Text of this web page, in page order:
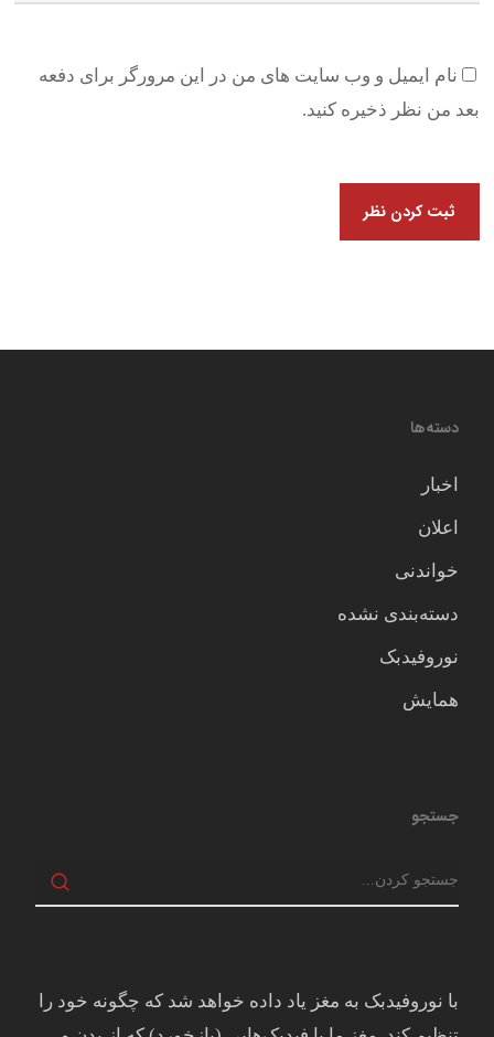
نام ایمیل و وب سایت های من در این مرورگر برای دفعه
بعد من نظر ذخیره کنید.
دسته‌ها
اخبار
اعلان
خواندنی
دسته‌بندی نشده
نوروفیدبک
همایش
جستجو
با نوروفیدبک به مغز ياد داده خواهد شد كه چگونه خود را